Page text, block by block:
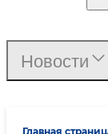
Главная
Новости